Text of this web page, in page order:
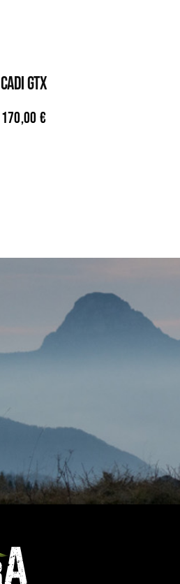
CADI GTX
170,00 €